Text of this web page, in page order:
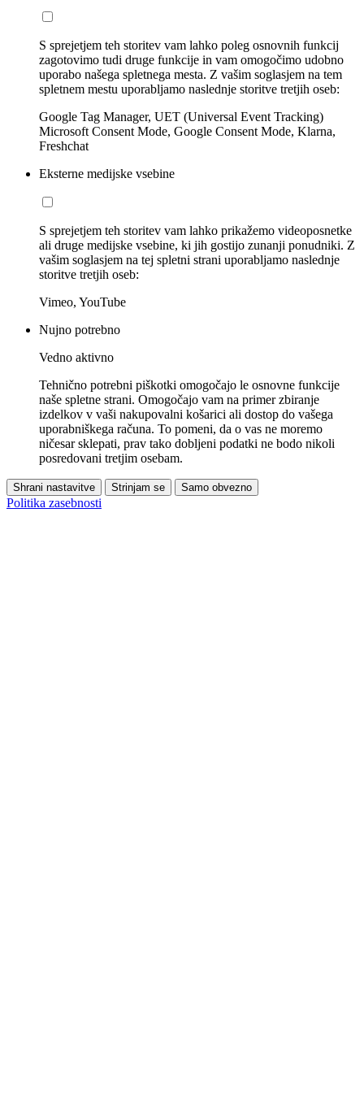
S sprejetjem teh storitev vam lahko poleg osnovnih funkcij
zagotovimo tudi druge funkcije in vam omogočimo udobno
uporabo našega spletnega mesta. Z vašim soglasjem na tem
spletnem mestu uporabljamo naslednje storitve tretjih oseb:
Google Tag Manager, UET (Universal Event Tracking)
Microsoft Consent Mode, Google Consent Mode, Klarna,
Freshchat
Eksterne medijske vsebine
S sprejetjem teh storitev vam lahko prikažemo videoposnetke
ali druge medijske vsebine, ki jih gostijo zunanji ponudniki. Z
vašim soglasjem na tej spletni strani uporabljamo naslednje
storitve tretjih oseb:
Vimeo, YouTube
Nujno potrebno
Vedno aktivno
Tehnično potrebni piškotki omogočajo le osnovne funkcije
naše spletne strani. Omogočajo vam na primer zbiranje
izdelkov v vaši nakupovalni košarici ali dostop do vašega
uporabniškega računa. To pomeni, da o vas ne moremo
ničesar sklepati, prav tako dobljeni podatki ne bodo nikoli
posredovani tretjim osebam.
Shrani nastavitve Strinjam se Samo obvezno
Politika zasebnosti